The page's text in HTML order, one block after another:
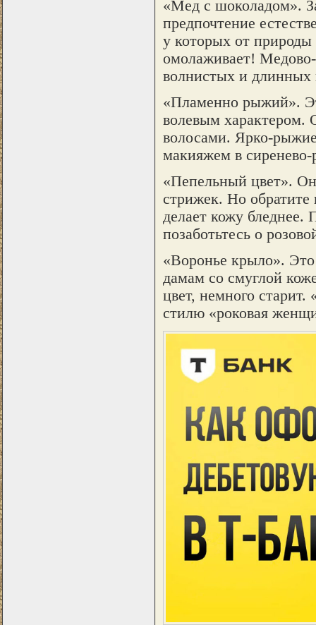
«Мед с шоколадом».
предпочтение
у которых от
омолаживает!
волнистых и длинных
«Пламенно рыжий».
волевым характером.
волосами. Ярко-
макияжем в сиренево-
«Пепельный цвет».
стрижек. Но обратите
делает кожу бледнее.
позаботьтесь о
«Воронье крыло».
дамам со смуглой
цвет, немного
стилю «роковая